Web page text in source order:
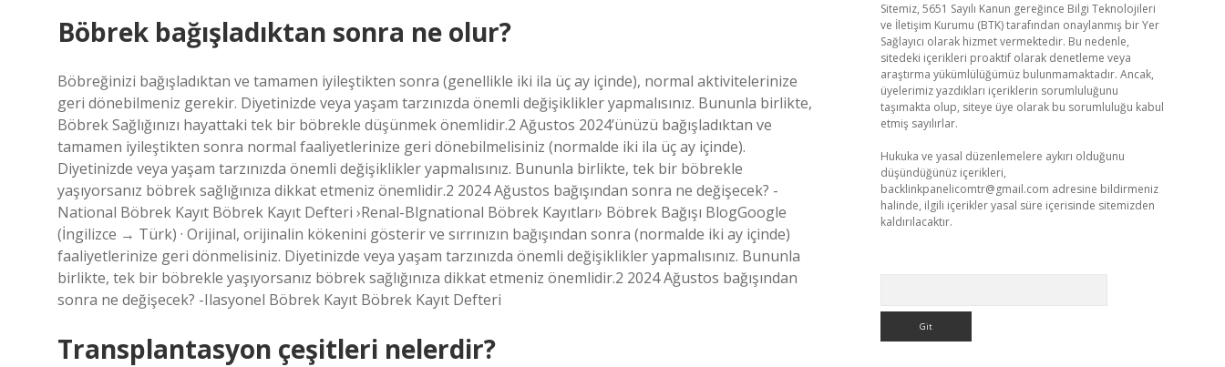
Böbrek bağışladıktan sonra ne olur?
Böbreğinizi bağışladıktan ve tamamen iyileştikten sonra (genellikle iki ila üç ay içinde), normal aktivitelerinize
geri dönebilmeniz gerekir. Diyetinizde veya yaşam tarzınızda önemli değişiklikler yapmalısınız. Bununla birlikte,
Böbrek Sağlığınızı hayattaki tek bir böbrekle düşünmek önemlidir.2 Ağustos 2024’ünüzü bağışladıktan ve
tamamen iyileştikten sonra normal faaliyetlerinize geri dönebilmelisiniz (normalde iki ila üç ay içinde).
Diyetinizde veya yaşam tarzınızda önemli değişiklikler yapmalısınız. Bununla birlikte, tek bir böbrekle
yaşıyorsanız böbrek sağlığınıza dikkat etmeniz önemlidir.2 2024 Ağustos bağışından sonra ne değişecek? -
National Böbrek Kayıt Böbrek Kayıt Defteri ›Renal-Blgnational Böbrek Kayıtları› Böbrek Bağışı BlogGoogle
(İngilizce → Türk) · Orijinal, orijinalin kökenini gösterir ve sırrınızın bağışından sonra (normalde iki ay içinde)
faaliyetlerinize geri dönmelisiniz. Diyetinizde veya yaşam tarzınızda önemli değişiklikler yapmalısınız. Bununla
birlikte, tek bir böbrekle yaşıyorsanız böbrek sağlığınıza dikkat etmeniz önemlidir.2 2024 Ağustos bağışından
sonra ne değişecek? -Ilasyonel Böbrek Kayıt Böbrek Kayıt Defteri
Transplantasyon çeşitleri nelerdir?
Sitemiz, 5651 Sayılı Kanun gereğince Bilgi Teknolojileri
ve İletişim Kurumu (BTK) tarafından onaylanmış bir Yer
Sağlayıcı olarak hizmet vermektedir. Bu nedenle,
sitedeki içerikleri proaktif olarak denetleme veya
araştırma yükümlülüğümüz bulunmamaktadır. Ancak,
üyelerimiz yazdıkları içeriklerin sorumluluğunu
taşımakta olup, siteye üye olarak bu sorumluluğu kabul
etmiş sayılırlar.
Hukuka ve yasal düzenlemelere aykırı olduğunu
düşündüğünüz içerikleri,
backlinkpanelicomtr@gmail.com adresine bildirmeniz
halinde, ilgili içerikler yasal süre içerisinde sitemizden
kaldırılacaktır.